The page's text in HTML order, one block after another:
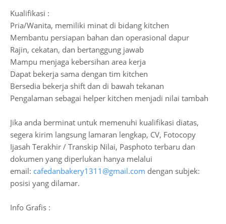
Kualifikasi :
Pria/Wanita, memiliki minat di bidang kitchen
Membantu persiapan bahan dan operasional dapur
Rajin, cekatan, dan bertanggung jawab
Mampu menjaga kebersihan area kerja
Dapat bekerja sama dengan tim kitchen
Bersedia bekerja shift dan di bawah tekanan
Pengalaman sebagai helper kitchen menjadi nilai tambah
Jika anda berminat untuk memenuhi kualifikasi diatas,
segera kirim langsung lamaran lengkap, CV, Fotocopy
Ijasah Terakhir / Transkip Nilai, Pasphoto terbaru dan
dokumen yang diperlukan hanya melalui
email: cafedanbakery1311@gmail.com dengan subjek:
posisi yang dilamar.
Info Grafis :